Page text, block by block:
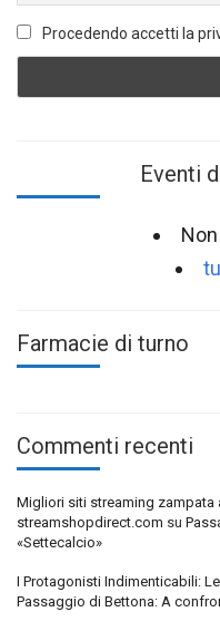
Procedendo accetti la
Eventi
Farmacie di turno
Commenti recenti
Migliori siti streaming zampata
streamshopdirect.com su
«Settecalcio»
I Protagonisti Indimenticabili:
Passaggio di Bettona: A